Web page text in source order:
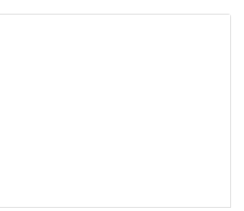
animados portátil para niños